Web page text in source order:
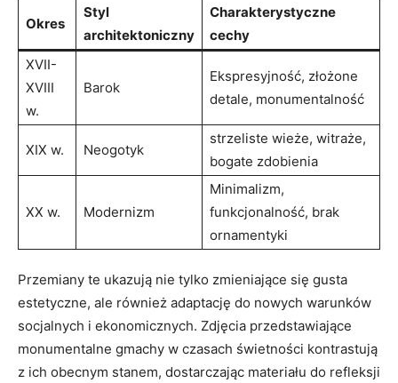
Okres
Styl
architektoniczny
Charakterystyczne
cechy
XVII-
XVIII
‌w.
Barok
Ekspresyjność, złożone
detale, monumentalność
XIX w. Neogotyk
strzeliste ⁣wieże, witraże,
bogate zdobienia
XX w. Modernizm
Minimalizm,
funkcjonalność, brak
ornamentyki
Przemiany te ukazują nie tylko zmieniające się gusta
estetyczne, ale również adaptację do ‌nowych warunków
socjalnych i ekonomicznych. Zdjęcia przedstawiające
monumentalne gmachy w czasach świetności kontrastują
z ich obecnym stanem, dostarczając materiału do refleksji